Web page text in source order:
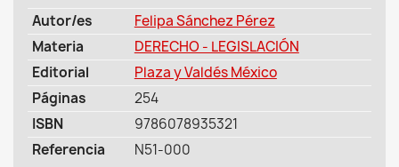
Autor/es
Felipa Sánchez Pérez
Materia
DERECHO - LEGISLACIÓN
Editorial
Plaza y Valdés México
Páginas
254
ISBN
9786078935321
Referencia
N51-000